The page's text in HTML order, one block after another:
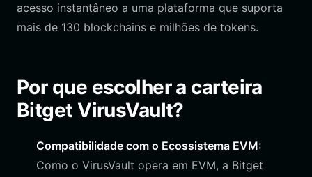
acesso instantâneo a uma plataforma que suporta
mais de 130 blockchains e milhões de tokens.
Por que escolher a carteira
Bitget VirusVault?
Compatibilidade com o Ecossistema EVM:
Como o VirusVault opera em EVM, a Bitget